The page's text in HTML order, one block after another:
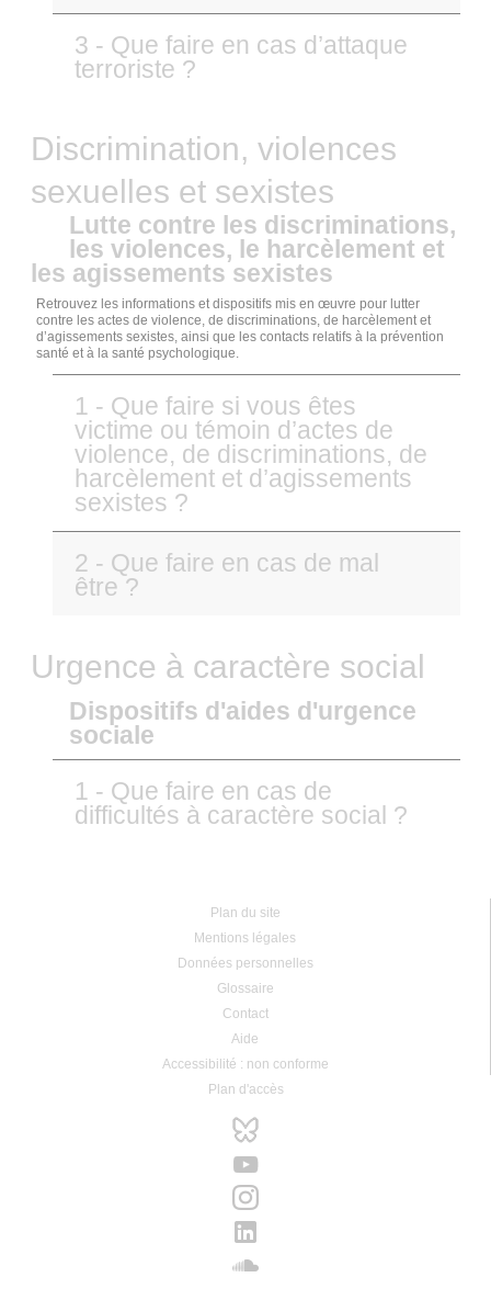
3 - Que faire en cas d’attaque
terroriste ?
Discrimination, violences
sexuelles et sexistes
Lutte contre les discriminations,
les violences, le harcèlement et
les agissements sexistes
Retrouvez les informations et dispositifs mis en œuvre pour lutter
contre les actes de violence, de discriminations, de harcèlement et
d’agissements sexistes, ainsi que les contacts relatifs à la prévention
santé et à la santé psychologique.
1 - Que faire si vous êtes
victime ou témoin d’actes de
violence, de discriminations, de
harcèlement et d’agissements
sexistes ?
2 - Que faire en cas de mal
être ?
Urgence à caractère social
Dispositifs d'aides d'urgence
sociale
1 - Que faire en cas de
difficultés à caractère social ?
Plan du site
Mentions légales
Données personnelles
Glossaire
Contact
Aide
Accessibilité : non conforme
Plan d'accès